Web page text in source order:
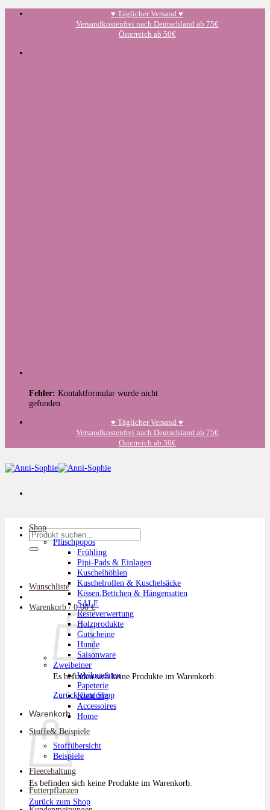
Zum
♥️ Täglicher Versand ♥️
Versandkostenfrei nach Deutschland ab 75€
Österreich ab 50€
Fehler: Kontaktformular wurde nicht
gefunden.
♥️ Täglicher Versand ♥️
Versandkostenfrei nach Deutschland ab 75€
Österreich ab 50€
Suchen
nach:
Wunschliste
Warenkorb / 0,00€
Es befinden sich keine Produkte im Warenkorb.
Zurück zum Shop
Warenkorb
Es befinden sich keine Produkte im Warenkorb.
Zurück zum Shop
Shop
Plüschpopos
Frühling
Pipi-Pads & Einlagen
Kuschelhöhlen
Kuschelrollen & Kuschelsäcke
Kissen,Bettchen & Hängematten
SALE
Resteverwertung
Holzprodukte
Gutscheine
Hunde
Saisonware
Zweibeiner
Weihnachten
Papeterie
Kleidung
Accessoires
Home
Stoffe& Beispiele
Stoffübersicht
Beispiele
Fleecehaltung
Futterpflanzen